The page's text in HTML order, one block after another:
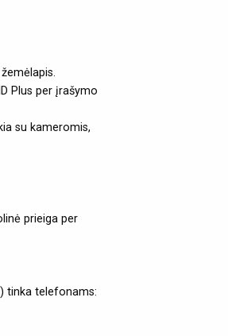
Plus per įrašymo
su kameromis,
prieiga per
tinka telefonams: